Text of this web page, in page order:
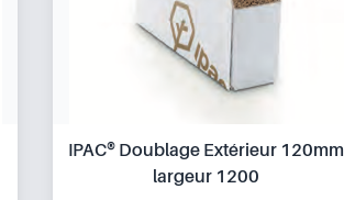
IPAC® Doublage Extérieur 120mm
largeur 1200